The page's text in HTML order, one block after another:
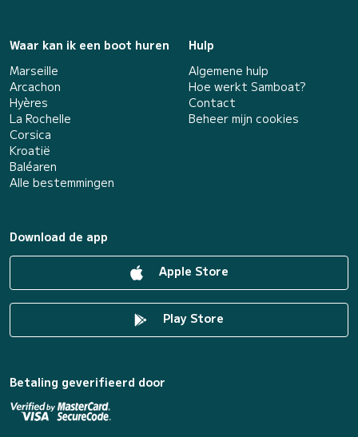
Waar kan ik een boot huren
Marseille
Arcachon
Hyères
La Rochelle
Corsica
Kroatië
Baléaren
Alle bestemmingen
Hulp
Algemene hulp
Hoe werkt Samboat?
Contact
Beheer mijn cookies
Download de app
Apple Store
Play Store
Betaling geverifieerd door